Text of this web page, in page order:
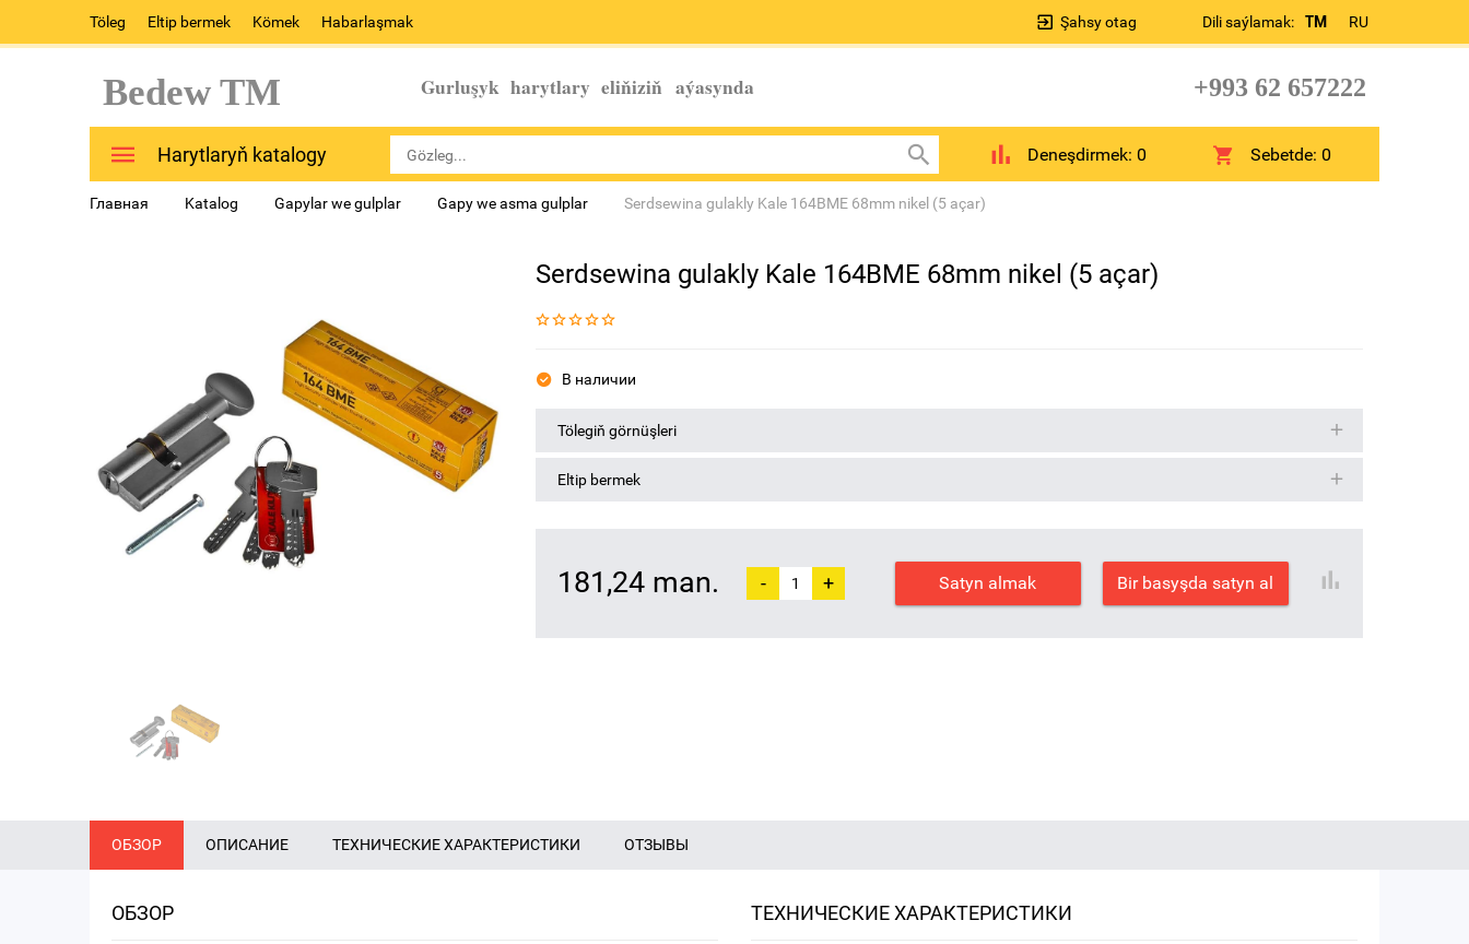
Töleg Eltip bermek Kömek Habarlaşmak Dili saýlamak: TM RU
Şahsy otag
Bedew TM Gurluşyk harytlary eliňiziň aýasynda +993 62 657222
Harytlaryň katalogy Deneşdirmek: 0 Sebetde:0
Главная Katalog Gapylar we gulplar Gapy we asma gulplar Serdsewina gulakly Kale 164BME 68mm nikel (5 açar)
Serdsewina gulakly Kale 164BME 68mm nikel (5 açar)
В наличии
Tölegiň görnüşleri
Eltip bermek
181,24 man. - + Satyn almak Bir basyşda satyn al
ОБЗОР ОПИСАНИЕ ТЕХНИЧЕСКИЕ ХАРАКТЕРИСТИКИ ОТЗЫВЫ
ОБЗОР ТЕХНИЧЕСКИЕ ХАРАКТЕРИСТИКИ